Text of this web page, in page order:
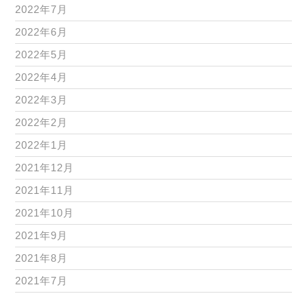
2022年7月
2022年6月
2022年5月
2022年4月
2022年3月
2022年2月
2022年1月
2021年12月
2021年11月
2021年10月
2021年9月
2021年8月
2021年7月